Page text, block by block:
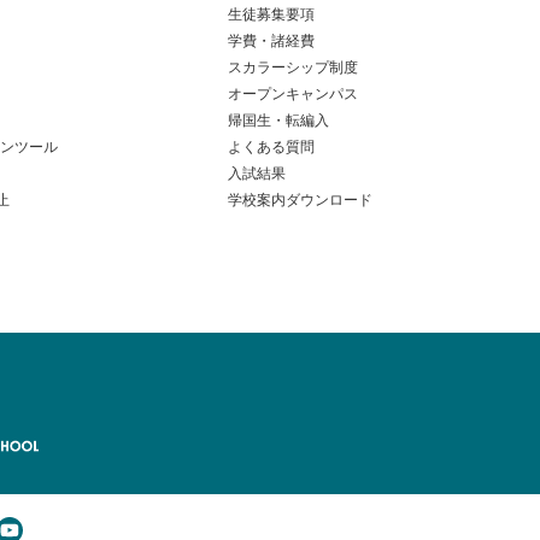
ツール
生徒募集要項
学費・諸経費
スカラーシップ制度
オープンキャンパス
帰国生・転編入
よくある質問
入試結果
学校案内ダウンロード